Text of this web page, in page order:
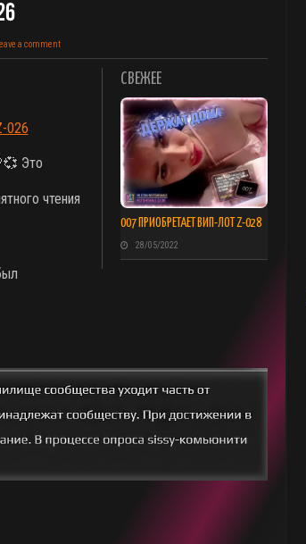
Leave a comment
СВЕЖЕЕ
007 ПРИОБРЕТАЕТ ВИП-ЛОТ Z-028
28/05/2022
026
Это
чтения